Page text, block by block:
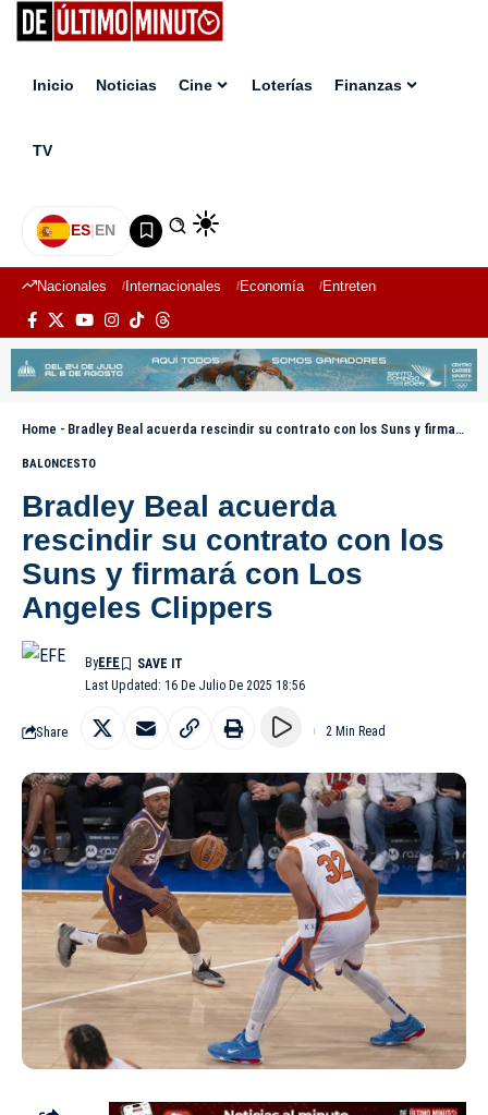
Inicio Noticias Cine Loterías Finanzas
TV
ES|EN
Nacionales Internacionales Economía Entretenimiento
Home - Bradley Beal acuerda rescindir su contrato con los Suns y firmará con Los Angeles Clippers
BALONCESTO
Bradley Beal acuerda
rescindir su contrato con los
Suns y firmará con Los
Angeles Clippers
Last Updated: 16 De Julio De 2025 18:56
ByEFE
Share 2 Min Read